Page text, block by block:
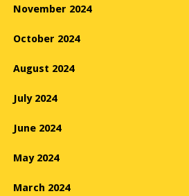
November 2024
October 2024
August 2024
July 2024
June 2024
May 2024
March 2024